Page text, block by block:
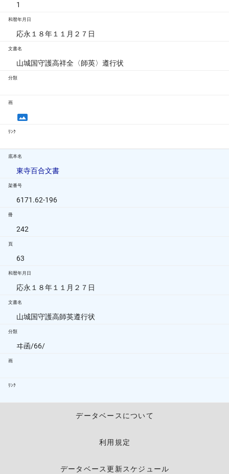
1
和暦年月日
応永１８年１１月２７日
文書名
山城国守護高祥全〈師英〉遵行状
分類
画
ﾘﾝｸ
底本名
東寺百合文書
架番号
6171.62-196
冊
242
頁
63
和暦年月日
応永１８年１１月２７日
文書名
山城国守護高師英遵行状
分類
ヰ函/66/
画
ﾘﾝｸ
データベースについて
利用規定
データベース更新スケジュール